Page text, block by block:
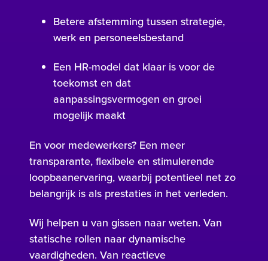
Betere afstemming tussen strategie,
werk en personeelsbestand
Een HR-model dat klaar is voor de
toekomst en dat
aanpassingsvermogen en groei
mogelijk maakt
En voor medewerkers? Een meer
transparante, flexibele en stimulerende
loopbaanervaring, waarbij potentieel net zo
belangrijk is als prestaties in het verleden.
Wij helpen u van gissen naar weten. Van
statische rollen naar dynamische
vaardigheden. Van reactieve